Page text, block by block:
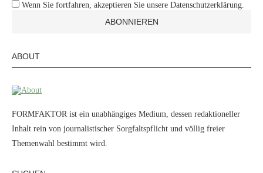
Wenn Sie fortfahren, akzeptieren Sie unsere Datenschutzerklärung.
ABOUT
FORMFAKTOR ist ein unabhängiges Medium, dessen redaktioneller
Inhalt rein von journalistischer Sorgfaltspflicht und völlig freier
Themenwahl bestimmt wird.